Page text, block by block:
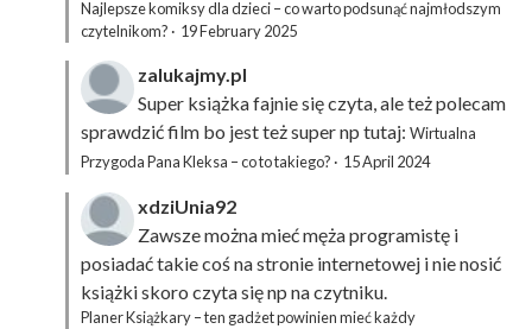
Najlepsze komiksy dla dzieci – co warto podsunąć najmłodszym
czytelnikom? · 19 February 2025
zalukajmy.pl
Super książka fajnie się czyta, ale też polecam
sprawdzić film bo jest też super np tutaj: Wirtualna
Przygoda Pana Kleksa – co to takiego? · 15 April 2024
xdziUnia92
Zawsze można mieć męża programistę i
posiadać takie coś na stronie internetowej i nie nosić
książki skoro czyta się np na czytniku.
Planer Książkary – ten gadżet powinien mieć każdy